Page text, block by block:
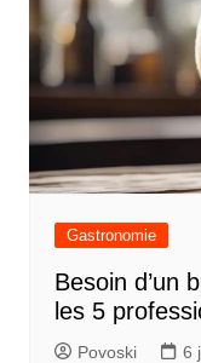
l
e
Gastronomie
Besoin d’un
les 5
Povoski 6